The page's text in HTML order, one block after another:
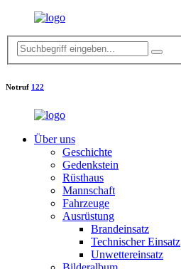
Notruf 122
Über uns
Geschichte
Gedenkstein
Rüsthaus
Mannschaft
Fahrzeuge
Ausrüstung
Brandeinsatz
Technischer Einsatz
Unwettereinsatz